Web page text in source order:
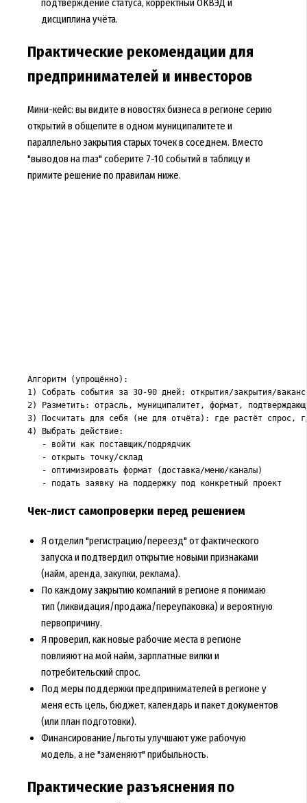
подтверждение статуса, корректный ОКВЭД и
дисциплина учёта.
Практические рекомендации для
предпринимателей и инвесторов
Мини-кейс: вы видите в новостях бизнеса в регионе серию
открытий в общепите в одном муниципалитете и
параллельно закрытия старых точек в соседнем. Вместо
"выводов на глаз" соберите 7-10 событий в таблицу и
примите решение по правилам ниже.
Алгоритм (упрощённо):
1) Собрать события за 30-90 дней: открытия/закрытия/
2) Разметить: отрасль, муниципалитет, формат,
3) Посчитать для себя (не для отчёта): где растёт спрос,
4) Выбрать действие:
   - войти как поставщик/подрядчик
   - открыть точку/склад
   - оптимизировать формат (доставка/меню/каналы)
Чек-лист самопроверки перед решением
Я отделил "регистрацию/переезд" от фактического
запуска и подтвердил открытие новыми признаками
(найм, аренда, закупки, реклама).
По каждому закрытию компаний в регионе я понимаю
тип (ликвидация/продажа/переупаковка) и вероятную
первопричину.
Я проверил, как новые рабочие места в регионе
повлияют на мой найм, зарплатные вилки и
потребительский спрос.
Под меры поддержки предпринимателей в регионе у
меня есть цель, бюджет, календарь и пакет документов
(или план подготовки).
Финансирование/льготы улучшают уже рабочую
модель, а не "заменяют" прибыльность.
Практические разъяснения по